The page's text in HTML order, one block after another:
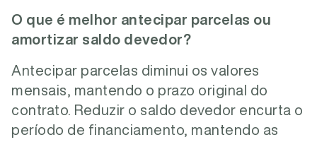
O que é melhor antecipar parcelas ou
amortizar saldo devedor?
Antecipar parcelas diminui os valores
mensais, mantendo o prazo original do
contrato. Reduzir o saldo devedor encurta o
período de financiamento, mantendo as